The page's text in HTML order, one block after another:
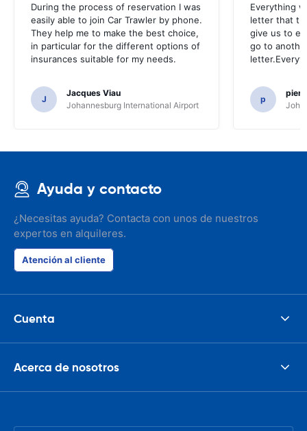
During the process of reservation I was
easily able to join Car Trawler by phone.
They help me to make the best choice,
in particular for the different options of
insurances suitable for my needs.
J
Jacques Viau
Johannesburg International Airport
Everything
letter that
give us to
go to
p
Ayuda y contacto
¿Necesitas ayuda? Contacta con unos de nuestros
expertos en alquileres.
Atención al cliente
Cuenta
Acerca de nosotros